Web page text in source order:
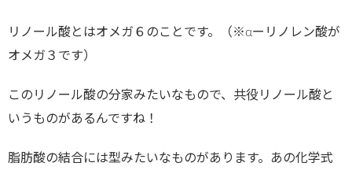
リノール酸とはオメガ６のことです。（※αーリノレン酸が
オメガ３です）
このリノール酸の分家みたいなもので、共役リノール酸と
いうものがあるんですね！
脂肪酸の結合には型みたいなものがあります。あの化学式